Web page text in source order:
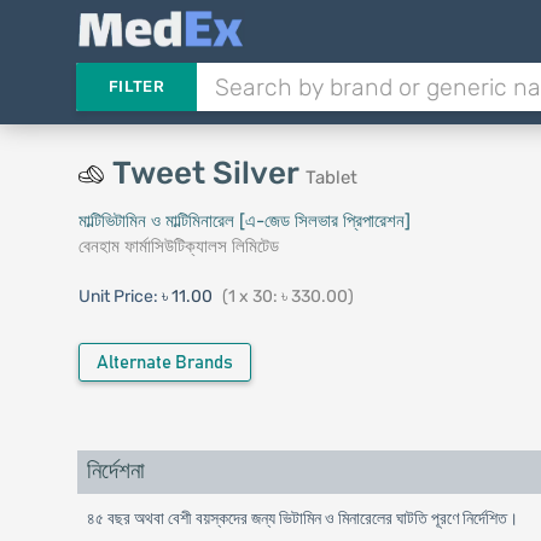
FILTER
Tweet Silver Tablet
মাল্টিভিটামিন ও মাল্টিমিনারেল [এ-জেড সিলভার প্রিপারেশন]
বেনহাম ফার্মাসিউটিক্যালস লিমিটেড
Unit Price: ৳ 11.00 (1 x 30: ৳ 330.00)
Alternate Brands
নির্দেশনা
৪৫ বছর অথবা বেশী বয়স্কদের জন্য ভিটামিন ও মিনারেলের ঘাটতি পূরণে নির্দেশিত।